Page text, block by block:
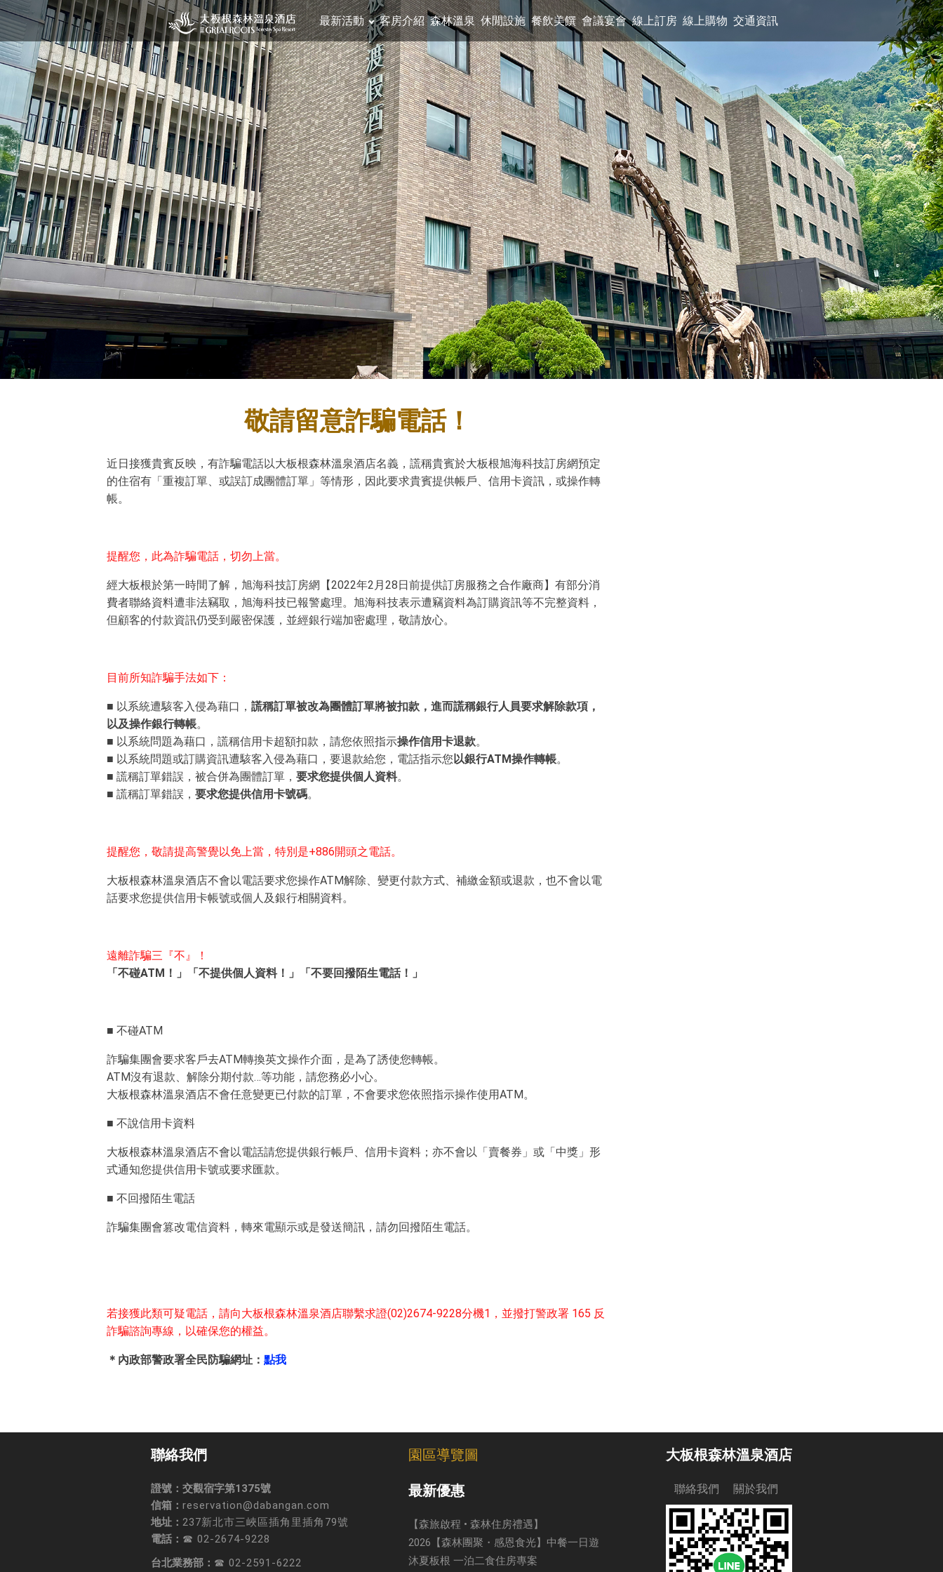
最新活動 客房介紹 森林溫泉 休閒設施 餐飲美饌 會議宴會 線上訂房 線上購物 交通資訊
敬請留意詐騙電話！
近日接獲貴賓反映，有詐騙電話以大板根森林溫泉酒店名義，謊稱貴賓於大板根旭海科技訂房網預定
的住宿有「重複訂單、或誤訂成團體訂單」等情形，因此要求貴賓提供帳戶、信用卡資訊，或操作轉
帳。
提醒您，此為詐騙電話，切勿上當。
經大板根於第一時間了解，旭海科技訂房網【2022年2月28日前提供訂房服務之合作廠商】有部分消
費者聯絡資料遭非法竊取，旭海科技已報警處理。旭海科技表示遭竊資料為訂購資訊等不完整資料，
但顧客的付款資訊仍受到嚴密保護，並經銀行端加密處理，敬請放心。
目前所知詐騙手法如下：
■ 以系統遭駭客入侵為藉口， 謊稱訂單被改為團體訂單將被扣款，進而謊稱銀行人員要求解除款項，
以及操作銀行轉帳。
■ 以系統問題為藉口，謊稱信用卡超額扣款，請您依照指示操作信用卡退款。
■ 以系統問題或訂購資訊遭駭客入侵為藉口，要退款給您，電話指示您以銀行ATM操作轉帳。
■ 謊稱訂單錯誤，被合併為團體訂單， 要求您提供個人資料。
■ 謊稱訂單錯誤， 要求您提供信用卡號碼。
提醒您，敬請提高警覺以免上當，特別是+886開頭之電話。
大板根森林溫泉酒店不會以電話要求您操作ATM解除、變更付款方式、補繳金額或退款，也不會以電
話要求您提供信用卡帳號或個人及銀行相關資料。
遠離詐騙三『不』！
「不碰ATM！」「不提供個人資料！」「不要回撥陌生電話！」
■ 不碰ATM
詐騙集團會要求客戶去ATM轉換英文操作介面，是為了誘使您轉帳。
ATM沒有退款、解除分期付款…等功能，請您務必小心。
大板根森林溫泉酒店不會任意變更已付款的訂單，不會要求您依照指示操作使用ATM。
■ 不說信用卡資料
大板根森林溫泉酒店不會以電話請您提供銀行帳戶、信用卡資料；亦不會以「賣餐券」或「中獎」形
式通知您提供信用卡號或要求匯款。
■ 不回撥陌生電話
詐騙集團會篡改電信資料，轉來電顯示或是發送簡訊，請勿回撥陌生電話。
若接獲此類可疑電話，請向大板根森林溫泉酒店聯繫求證(02)2674-9228分機1，並撥打警政署 165 反
詐騙諮詢專線，以確保您的權益。
＊內政部警政署全民防騙網址： 點我
聯絡我們
證號：交觀宿字第1375號
信箱：reservation@dabangan.com
地址：237新北市三峽區插角里插角79號
電話： ☎ 02-2674-9228
台北業務部： ☎ 02-2591-6222
園區導覽圖
最新優惠
【森旅啟程 • 森林住房禮遇】
2026【森林團聚・感恩食光】中餐一日遊
沐夏板根 一泊二食住房專案
大板根森林溫泉酒店
聯絡我們 關於我們